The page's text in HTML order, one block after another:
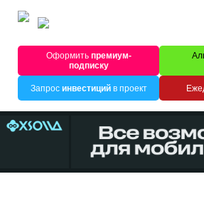
Оформитьпремиум-
подписку
Запрос инвестицийв проект